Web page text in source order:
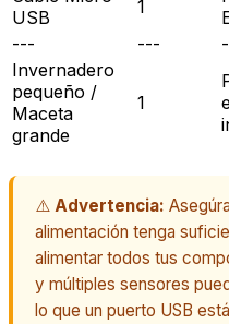
USB
1
---
---
Invernadero
pequeño /
Maceta
grande
1
⚠️ Advertencia:
alimentación tenga
alimentar todos tus
y múltiples sensores
lo que un puerto USB